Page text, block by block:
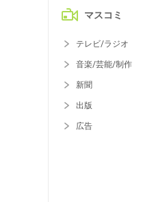
マスコミ
テレビ/ラジオ
音楽/芸能/制作
新聞
出版
広告